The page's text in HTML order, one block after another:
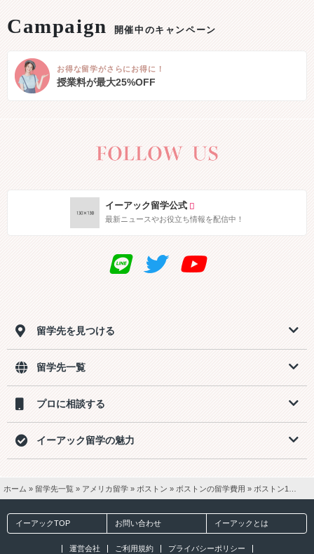
開催中のキャンペーン
お得な留学がさらにお得に！
授業料が最大25%OFF
イーアック留学公式
最新ニュースやお役立ち情報を配信中！
留学先を見つける
留学先一覧
プロに相談する
イーアック留学の魅力
ホーム » 留学先一覧 » アメリカ留学 » ボストン » ボストンの留学費用 » ボストン12週間留学【一般英語20ホームステイ2食付き】費用
イーアックTOP お問い合わせ イーアックとは
運営会社 ご利用規約 プライバシーポリシー